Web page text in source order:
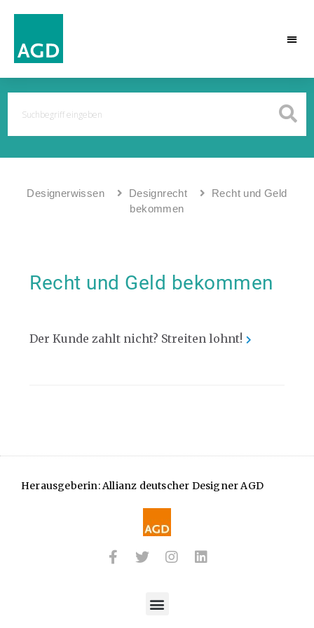
Designerwissen Designrecht
Recht und Geld
bekommen
Recht und Geld bekommen
Der Kunde zahlt nicht? Streiten lohnt!
Herausgeberin: Allianz deutscher Designer AGD